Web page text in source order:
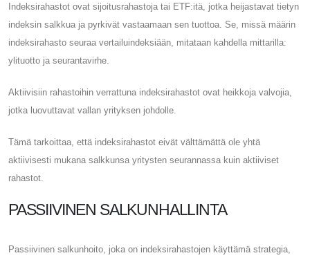
Indeksirahastot ovat sijoitusrahastoja tai ETF:itä, jotka heijastavat tietyn
indeksin salkkua ja pyrkivät vastaamaan sen tuottoa. Se, missä määrin
indeksirahasto seuraa vertailuindeksiään, mitataan kahdella mittarilla:
ylituotto ja seurantavirhe.
Aktiivisiin rahastoihin verrattuna indeksirahastot ovat heikkoja valvojia,
jotka luovuttavat vallan yrityksen johdolle.
Tämä tarkoittaa, että indeksirahastot eivät välttämättä ole yhtä
aktiivisesti mukana salkkunsa yritysten seurannassa kuin aktiiviset
rahastot.
PASSIIVINEN SALKUNHALLINTA
Passiivinen salkunhoito, joka on indeksirahastojen käyttämä strategia,